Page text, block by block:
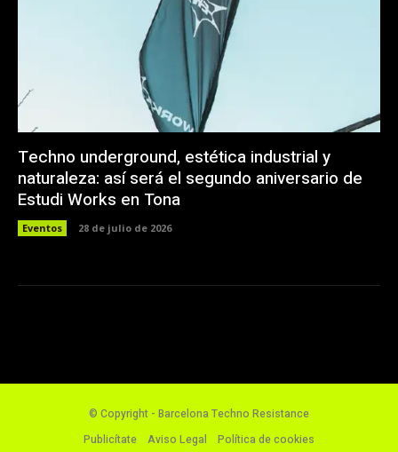
Techno underground, estética industrial y
naturaleza: así será el segundo aniversario de
Estudi Works en Tona
Eventos 28 de julio de 2026
© Copyright - Barcelona Techno Resistance
Publicítate
Aviso Legal Política de cookies